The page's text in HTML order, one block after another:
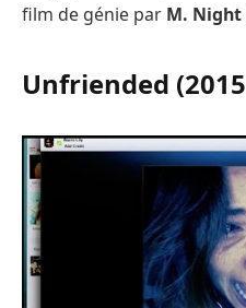
film de génie par M. Night
Unfriended